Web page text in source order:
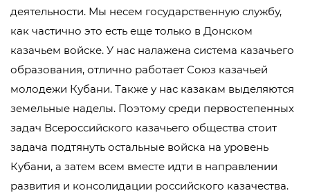
деятельности. Мы несем государственную службу,
как частично это есть еще только в Донском
казачьем войске. У нас налажена система казачьего
образования, отлично работает Союз казачьей
молодежи Кубани. Также у нас казакам выделяются
земельные наделы. Поэтому среди первостепенных
задач Всероссийского казачьего общества стоит
задача подтянуть остальные войска на уровень
Кубани, а затем всем вместе идти в направлении
развития и консолидации российского казачества.